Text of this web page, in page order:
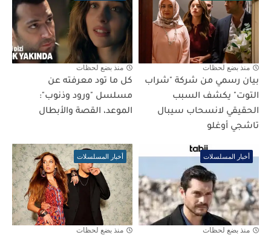
منذ بضع لحظات
بيان رسمي من شركة "شراب
التوت" يكشف السبب
الحقيقي لانسحاب سيبال
تاشجي أوغلو
منذ بضع لحظات
كل ما تود معرفته عن
مسلسل "ورود وذنوب":
الموعد، القصة والأبطال
أخبار المسلسلات
منذ بضع لحظات
أخبار المسلسلات
منذ بضع لحظات